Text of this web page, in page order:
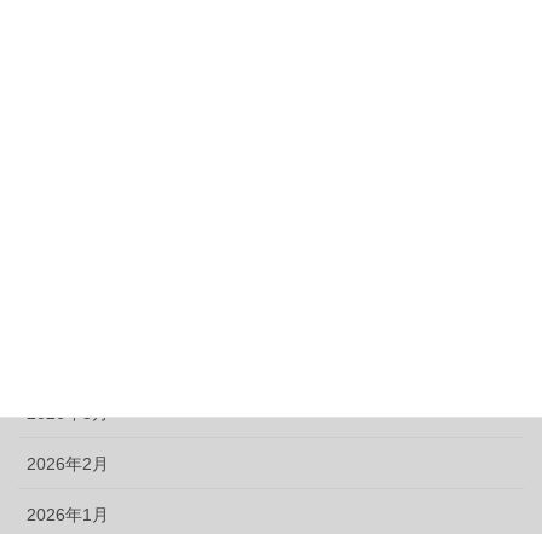
2026年3月
2026年2月
2026年1月